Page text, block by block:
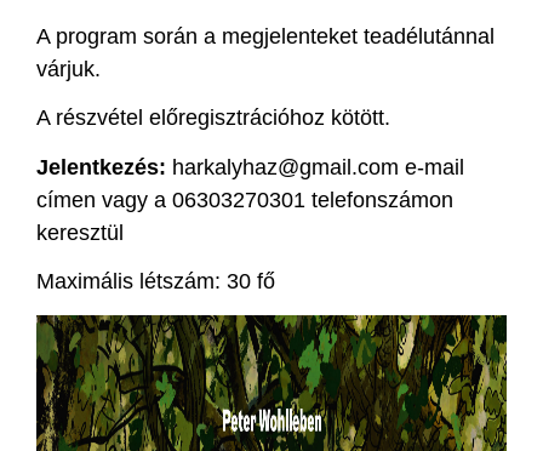
A program során a megjelenteket teadélutánnal
várjuk.
A részvétel előregisztrációhoz kötött.
Jelentkezés: harkalyhaz@gmail.com e-mail
címen vagy a 06303270301 telefonszámon
keresztül
Maximális létszám: 30 fő